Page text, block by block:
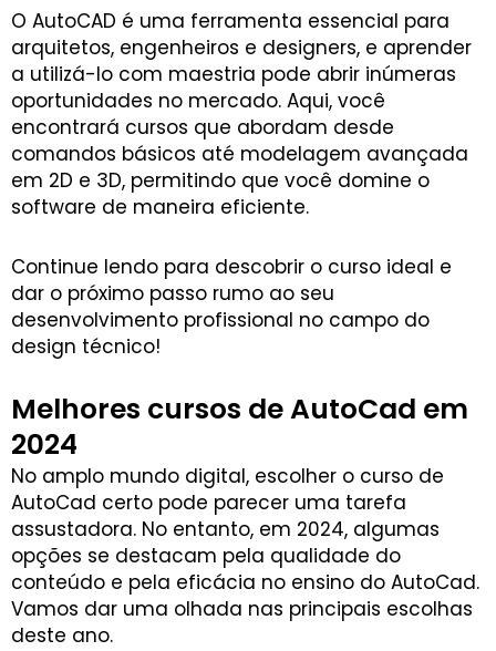
O AutoCAD é uma ferramenta essencial para
arquitetos, engenheiros e designers, e aprender
a utilizá-lo com maestria pode abrir inúmeras
oportunidades no mercado. Aqui, você
encontrará cursos que abordam desde
comandos básicos até modelagem avançada
em 2D e 3D, permitindo que você domine o
software de maneira eficiente.
Continue lendo para descobrir o curso ideal e
dar o próximo passo rumo ao seu
desenvolvimento profissional no campo do
design técnico!
Melhores cursos de AutoCad em
2024
No amplo mundo digital, escolher o curso de
AutoCad certo pode parecer uma tarefa
assustadora. No entanto, em 2024, algumas
opções se destacam pela qualidade do
conteúdo e pela eficácia no ensino do AutoCad.
Vamos dar uma olhada nas principais escolhas
deste ano.